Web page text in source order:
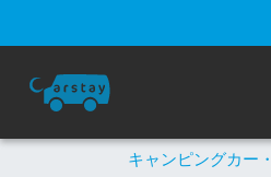
キャンピングカー